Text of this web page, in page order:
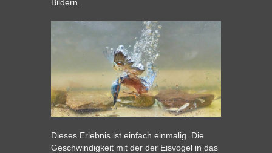
Bildern.
Dieses Erlebnis ist einfach einmalig. Die
Geschwindigkeit mit der der Eisvogel in das